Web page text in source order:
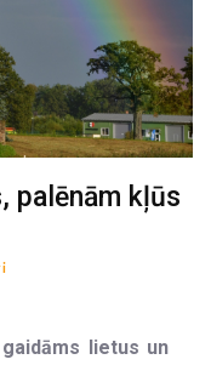
palēnām kļūs
lietus un